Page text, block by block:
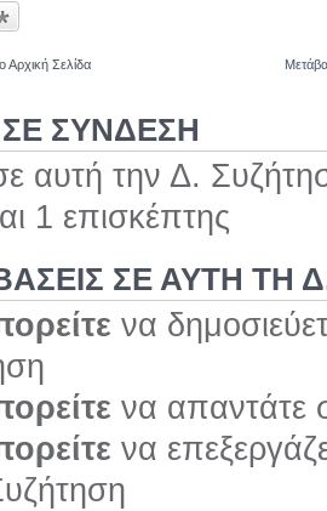
Αρχική Σελίδα
ΣΥΝΔΕΣΗ
αυτή την Δ.
1 επισκέπτης
ΣΕ ΑΥΤΉ ΤΗ
να
να απαντάτε
να